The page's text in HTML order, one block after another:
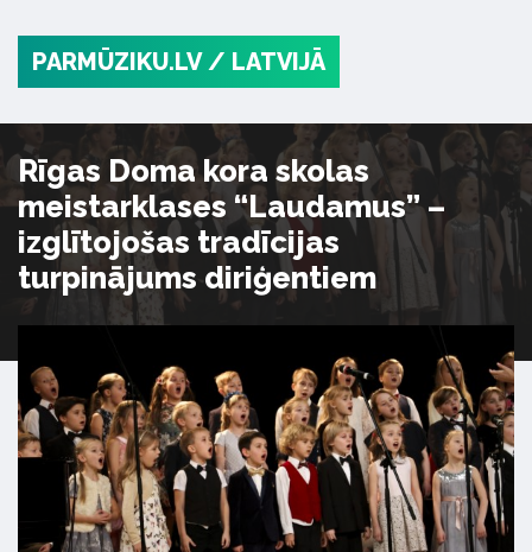
PARMŪZIKU.LV / LATVIJĀ
Rīgas Doma kora skolas
meistarklases “Laudamus” –
izglītojošas tradīcijas
turpinājums diriģentiem